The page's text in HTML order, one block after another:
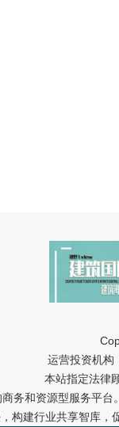
运营投资机构
本站指定法律
务和资源型服务平
构建行业共享智库，